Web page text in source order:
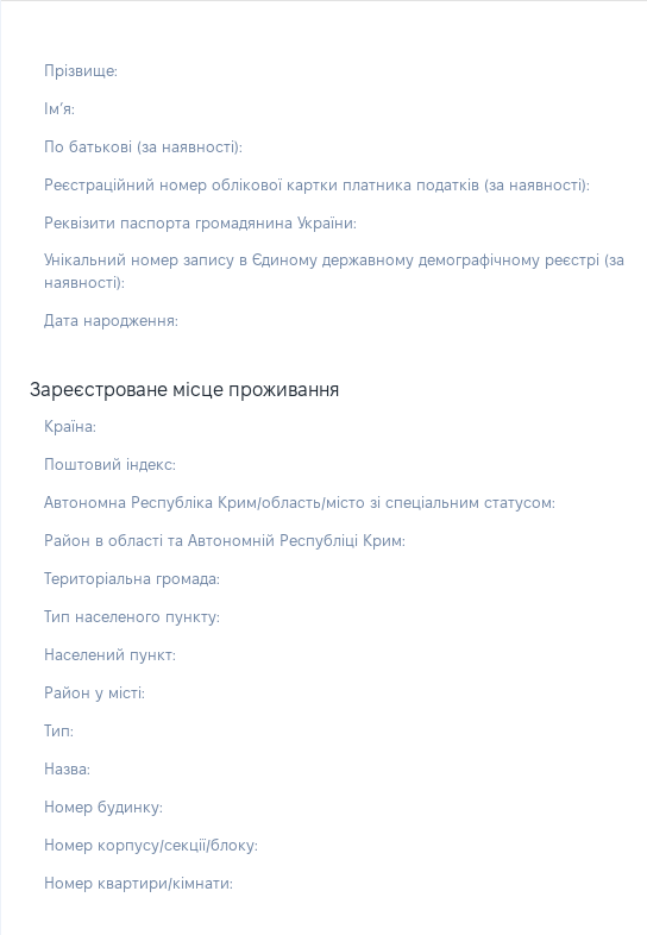
Прізвище:
Імʼя:
По батькові (за наявності):
Реєстраційний номер облікової картки платника податків (за наявності):
Реквізити паспорта громадянина України:
Унікальний номер запису в Єдиному державному демографічному реєстрі (за
наявності):
Дата народження:
Зареєстроване місце проживання
Країна:
Поштовий індекс:
Автономна Республіка Крим/область/місто зі спеціальним статусом:
Район в області та Автономній Республіці Крим:
Територіальна громада:
Тип населеного пункту:
Населений пункт:
Район у місті:
Тип:
Назва:
Номер будинку:
Номер корпусу/секції/блоку:
Номер квартири/кімнати: